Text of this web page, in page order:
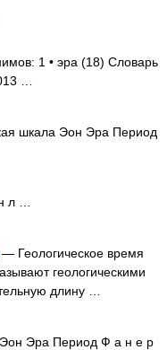
1 • эра (18) Словарь
…
шкала Эон Эра Период
л …
— Геологическое время
геологическими
длину …
Эра Период Ф а н е р